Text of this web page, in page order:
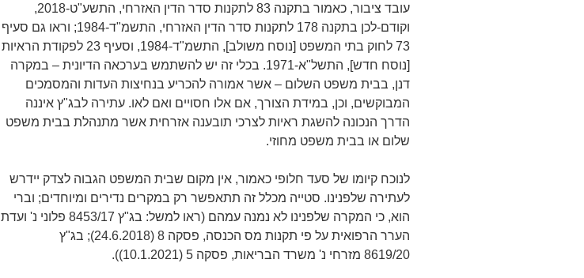
עובד ציבור, כאמור בתקנה 83 לתקנות סדר הדין האזרחי, התשע"ט-2018,
וקודם-לכן בתקנה 178 לתקנות סדר הדין האזרחי, התשמ"ד-1984; וראו גם סעיף
73 לחוק בתי המשפט [נוסח משולב], התשמ"ד-1984, וסעיף 23 לפקודת הראיות
[נוסח חדש], התשל"א-1971. בכלי זה יש להשתמש בערכאה הדיונית – במקרה
דנן, בבית משפט השלום – אשר אמורה להכריע בנחיצות העדות והמסמכים
המבוקשים, וכן, במידת הצורך, אם אלו חסויים ואם לאו. עתירה לבג"ץ איננה
הדרך הנכונה להשגת ראיות לצרכי תובענה אזרחית אשר מתנהלת בבית משפט
שלום או בבית משפט מחוזי.
לנוכח קיומו של סעד חלופי כאמור, אין מקום שבית המשפט הגבוה לצדק יידרש
לעתירה שלפנינו. סטייה מכלל זה תתאפשר רק במקרים נדירים ומיוחדים; וברי
הוא, כי המקרה שלפנינו לא נמנה עמהם (ראו למשל: בג"ץ 8453/17 פלוני נ' ועדת
הערר הרפואית על פי תקנות מס הכנסה, פסקה 8 (24.6.2018); בג"ץ
8619/20 מזרחי נ' משרד הבריאות, פסקה 5 (10.1.2021)).